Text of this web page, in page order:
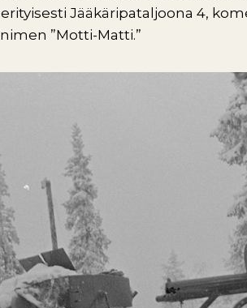
Jääkäripataljoona 4,
”Motti-Matti.”